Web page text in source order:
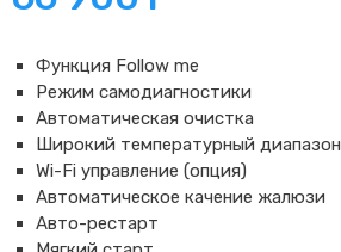
Функция Follow me
Режим самодиагностики
Автоматическая очистка
Широкий температурный диапазон
Wi-Fi управление (опция)
Автоматическое качение жалюзи
Авто-рестарт